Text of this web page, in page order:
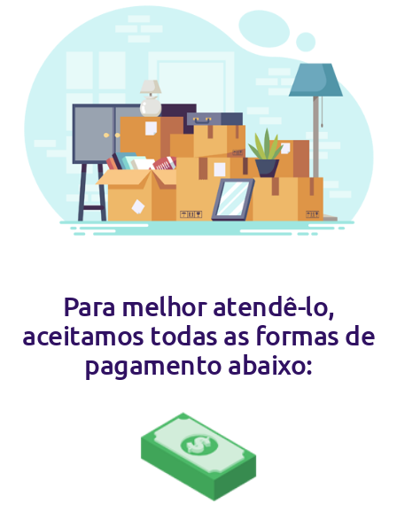
Para melhor atendê-lo,
aceitamos todas as formas de
pagamento abaixo: